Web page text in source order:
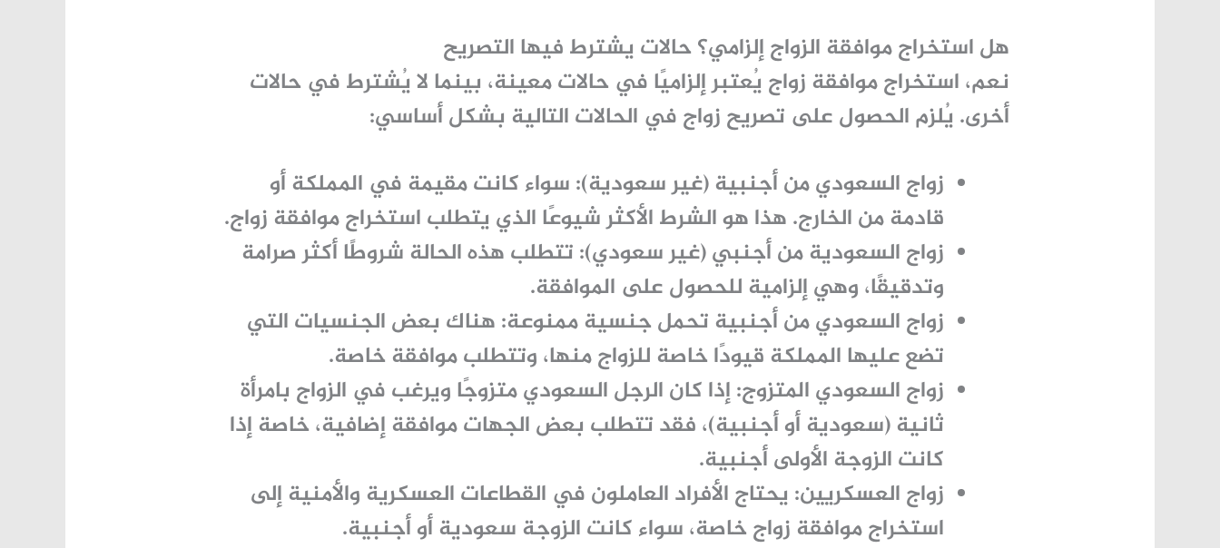
هل استخراج موافقة الزواج إلزامي؟ حالات يشترط فيها التصريح
نعم، استخراج موافقة زواج يُعتبر إلزاميًا في حالات معينة، بينما لا يُشترط في حالات
أخرى. يُلزم الحصول على تصريح زواج في الحالات التالية بشكل أساسي:
زواج السعودي من أجنبية (غير سعودية): سواء كانت مقيمة في المملكة أو
قادمة من الخارج. هذا هو الشرط الأكثر شيوعًا الذي يتطلب استخراج موافقة زواج.
زواج السعودية من أجنبي (غير سعودي): تتطلب هذه الحالة شروطًا أكثر صرامة
وتدقيقًا، وهي إلزامية للحصول على الموافقة.
زواج السعودي من أجنبية تحمل جنسية ممنوعة: هناك بعض الجنسيات التي
تضع عليها المملكة قيودًا خاصة للزواج منها، وتتطلب موافقة خاصة.
زواج السعودي المتزوج:إذا كان الرجل السعودي متزوجًا ويرغب في الزواج بامرأة
ثانية (سعودية أو أجنبية)، فقد تتطلب بعض الجهات موافقة إضافية، خاصة إذا
كانت الزوجة الأولى أجنبية.
زواج العسكريين: يحتاج الأفراد العاملون في القطاعات العسكرية والأمنية إلى
استخراج موافقة زواجخاصة، سواء كانت الزوجة سعودية أو أجنبية.